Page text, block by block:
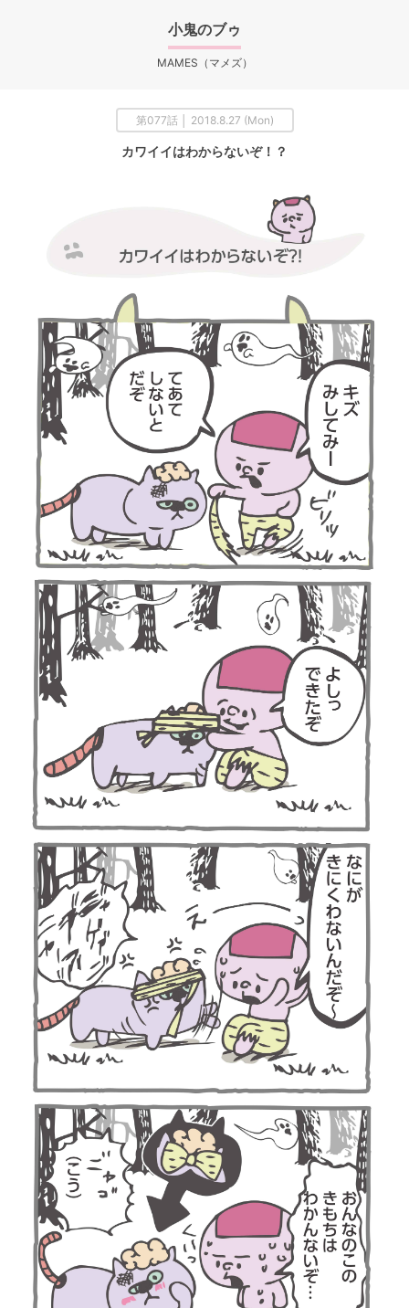
小鬼のブゥ
MAMES（マメズ）
第077話 │ 2018.8.27 (Mon)
カワイイはわからないぞ！？